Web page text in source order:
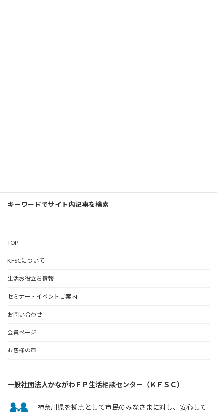
キーワードでサイト内記事を検索
TOP
KFSCについて
生活お役立ち情報
セミナー・イベントご案内
お問い合わせ
会員ページ
お客様の声
一般社団法人かながわＦＰ生活相談センター（ＫＦＳＣ）
神奈川県を拠点として市民のみなさまに対し、安心して